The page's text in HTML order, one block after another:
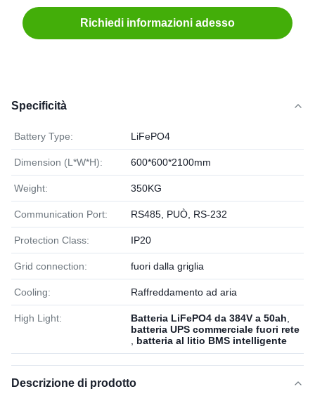
Richiedi informazioni adesso
Specificità
Battery Type: LiFePO4
Dimension (L*W*H): 600*600*2100mm
Weight: 350KG
Communication Port: RS485, PUÒ, RS-232
Protection Class: IP20
Grid connection: fuori dalla griglia
Cooling: Raffreddamento ad aria
High Light: Batteria LiFePO4 da 384V a 50ah
batteria UPS commerciale fuori rete
batteria al litio BMS intelligente
Descrizione di prodotto